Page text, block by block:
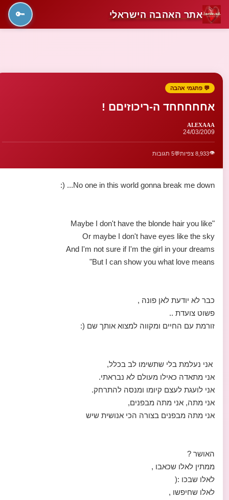
אתר האהבה הישראלי 🔑
💬 פתגמי אהבה
אחחחחחד ה-ריכוזיםם !
ALEXAAA
24/03/2009
👁️8,933 צפיות 💬5 תגובות
No one in this world gonna break me down... (:
"Maybe I don't have the blonde hair you like
Or maybe I don't have eyes like the sky
And I'm not sure if I'm the girl in your dreams
But I can show you what love means"
כבר לא יודעת לאן פונה ,
פשוט צועדת ..
זורמת עם החיים ומקווה למצוא אותך שם (:
אני נעלמת בלי שתשימו לב בכלל,
אני מתאדה כאילו מעולם לא נבראתי.
אני לועגת לעצם קיומו ומנסה להתרחק.
אני מתה, אני מתה מבפנים,
אני מתה מבפנים בצורה הכי אנושית שיש
האושר ?
ממתין לאלו שכאבו ,
לאלו שבכו :(
לאלו שחיפשו ,